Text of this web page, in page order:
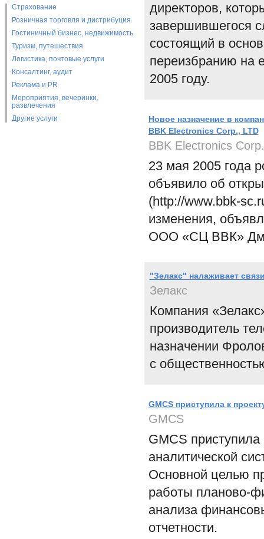
Страхование
Розничная торговля и дистрибуция
Гостиничный бизнес, недвижимость
Туризм, путешествия
Логистика, почтовые услуги
Консалтинг, аудит
Реклама и PR
Мероприятия, вечеринки,
развлечения
Другие услуги
директоров,
завершившегося
состоящий в
переизбранию на
2005 году.
Новое назначение в
BBK Electronics Corp., LTD
BBK Electronics
23 мая 2005 года
объявило об
(http://www.bbk-
изменения,
ООО «СЦ ВВК»
"Зелакс" налаживает
Зелакс
Компания
производитель
назначении
с
GMCS приступила к
GMCS
GMCS
аналитической
Основной целью
работы планово-
анализа
отчетности.